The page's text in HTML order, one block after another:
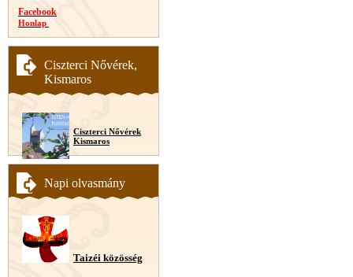
Facebook
Honlap
Ciszterci Nővérek,
Kismaros
Ciszterci Nővérek
Kismaros
Napi olvasmány
Taizéi közösség